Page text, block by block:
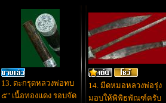
13. ตะกรุดหลวงพ่อทบ
๕" เนื้อทองแดง รอบจัด
14. มีดหมอหลวงพ่อรุ่ง
มอบให้พิพิธพัณฑ์ครับ